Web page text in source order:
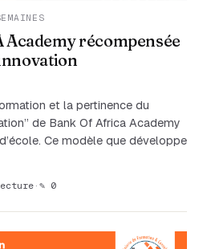
Academy récompensée
et la pertinence du
de Bank Of Africa Academy
Ce modèle que développe
· ✎ 0